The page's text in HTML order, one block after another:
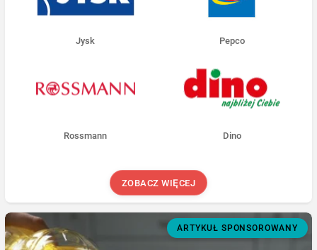
Jysk Pepco
Rossmann Dino
ZOBACZ WIĘCEJ
ARTYKUŁ SPONSOROWANY